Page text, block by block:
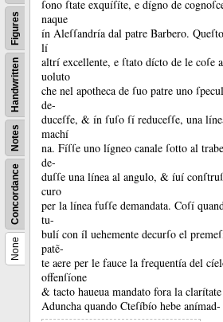
None
Concordance
Notes
Handwritten
Figures
ſono ſtate exquíſíte, e dígno de
naque
ín Aleſſandría dal patre Barbero.
lí
altrí excellente, e ſtato dícto de le coſe
uoluto
che nel apotheca de ſuo patre uno
de-
duceſfe, & ín ſuſo ſí reduceſſe, una
machí
na. Fíſſe uno lígneo canale ſotto al
de-
duſſe una línea al angulo, & íuí
curo
per la línea fuſſe demandata. Coſí
tu-
bulí con íl uehemente decurſo el
patẽ-
te aere per le fauce la frequentía del
offenſíone
& tacto haueua mandato fora la
Aduncha quando Cteſíbío hebe anímad-